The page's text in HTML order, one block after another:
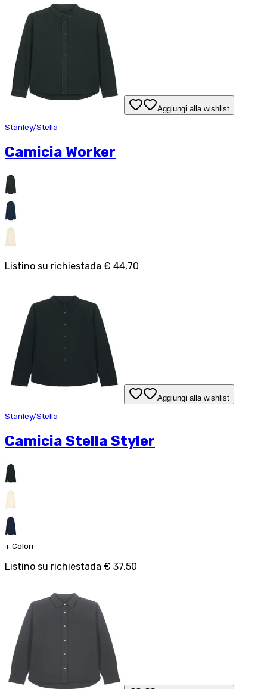
Aggiungi alla wishlist
Stanley/Stella
Camicia Worker
Listino su richiestada € 44,70
Aggiungi alla wishlist
Stanley/Stella
Camicia Stella Styler
+ Colori
Listino su richiestada € 37,50